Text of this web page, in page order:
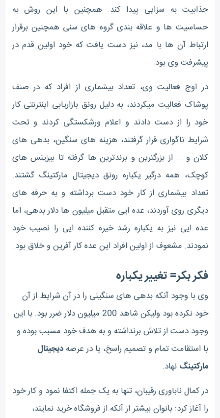
جذابیت به سزایی پیدا کند. همچنین با این روش به
حساسیت ها و علاقه بندی گروه های سنی همچنین برقرار
ارتباط آن ها با مد، نیز دست یافت که خود اولین قدم در
پیشرفت وی بود.
در اوج فعالیت وی، تعداد بیشماری از افراد که در صنف
پوشاک فعالیت میکردند، به دلیل رونق بازاریابی اینترنتی کار
خود را از دست دادند و اعلام ورشکستگی کردند و تحت
شرایط ناگواری قرار گرفتند، هزینه های سنگین، بدهی های
کلان و ... از بزرگترین و برندترین ها گرفته تا بیزینس های
کوچک، همه درگیر یکباره رونق دیجیتال مارکتینگ گشتند.
تعداد بیشماری از کار خود دست برداشته و به حرفه های
دیگری روی آوردند، عده ایی متقبل میلیون ها دلار بدهی، اما
عده ایی نیز به یکباره رشد خیره کننده ایی را نصیب خود
نمودند. مشعوف از اولین افراد این عده کار آفرین و خلاق بود.
فکر بکر= تغییر یکباره
وی با وجود آنکه بدهی های سنگینی را در آن شرایط از آن
خود نکرده بود ولیکن شاهد 200 میلیون دلار ضرر بود. با این
وجود دست از تلاش برنداشته و به هدف خود مسبب بوده و
با استقامت تمام و تصمیم راسخ، پا در عرصهدیجیتال
مارکتینگ نهاد.
در کمال ناباوری رقیبان، تنها به یک جمله اکتفا نمود و کار خود
را آغاز کرد: بانوان بیشتر از آنکه از فروشگاه خرید نمایند،